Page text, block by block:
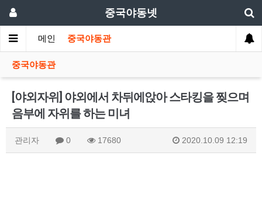
중국야동넷
메인 중국야동관
중국야동관
[야외자위] 야외에서 차뒤에앉아 스타킹을 찢으며
음부에 자위를 하는 미녀
관리자 0 17680 2020.10.09 12:19